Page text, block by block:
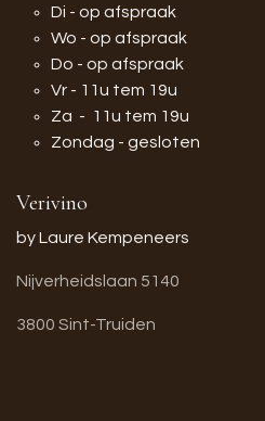
Di - op afspraak
Wo - op afspraak
Do - op afspraak
Vr - 11u tem 19u
Za - 11u tem 19u
Zondag - gesloten
Verivino
by Laure Kempeneers
Nijverheidslaan 5140
3800 Sint-Truiden